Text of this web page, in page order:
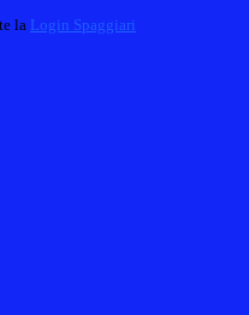
la Login Spaggiari